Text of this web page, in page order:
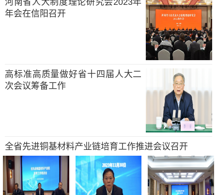
年会在信阳召开
高标准高质量做好省十四届人大二
次会议筹备工作
全省先进铜基材料产业链培育工作推进会议召开